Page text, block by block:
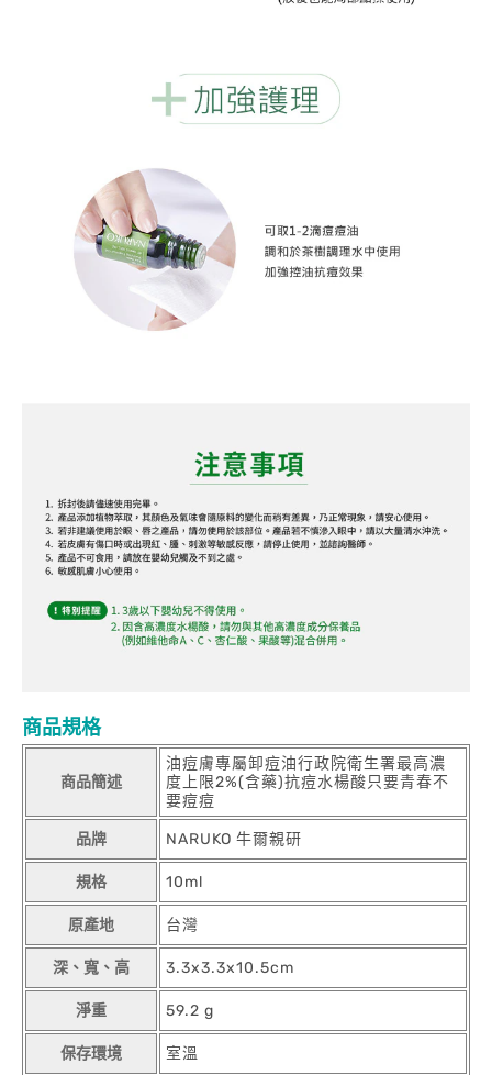
商品規格
商品簡述
油痘膚專屬卸痘油行政院衛生署最高濃
度上限2%(含藥)抗痘水楊酸只要青春不
要痘痘
品牌 NARUKO 牛爾親研
規格 10ml
原產地 台灣
深、寬、高 3.3x3.3x10.5cm
淨重 59.2 g
保存環境 室溫